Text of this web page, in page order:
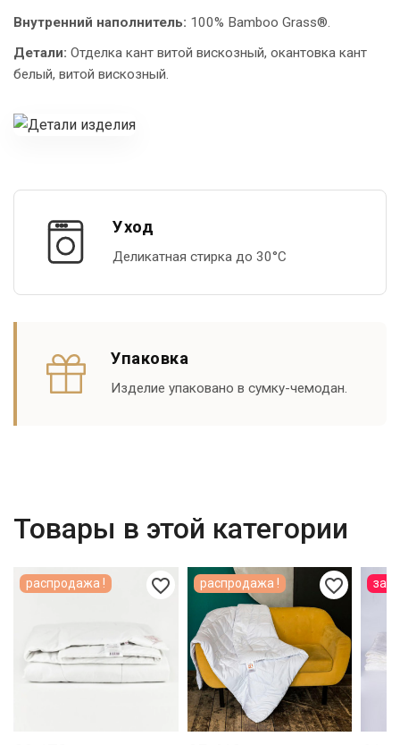
Внутренний наполнитель: 100% Bamboo Grass®.
Детали: Отделка кант витой вискозный, окантовка кант
белый, витой вискозный.
Уход
Деликатная стирка до 30°С
Упаковка
Изделие упаковано в сумку-чемодан.
Товары в этой категории
favorite_border
распродажа ! favorite_border
распродажа !